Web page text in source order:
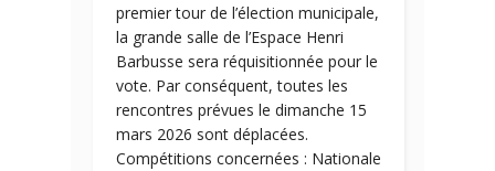
premier tour de l’élection municipale,
la grande salle de l’Espace Henri
Barbusse sera réquisitionnée pour le
vote. Par conséquent, toutes les
rencontres prévues le dimanche 15
mars 2026 sont déplacées.
Compétitions concernées : Nationale